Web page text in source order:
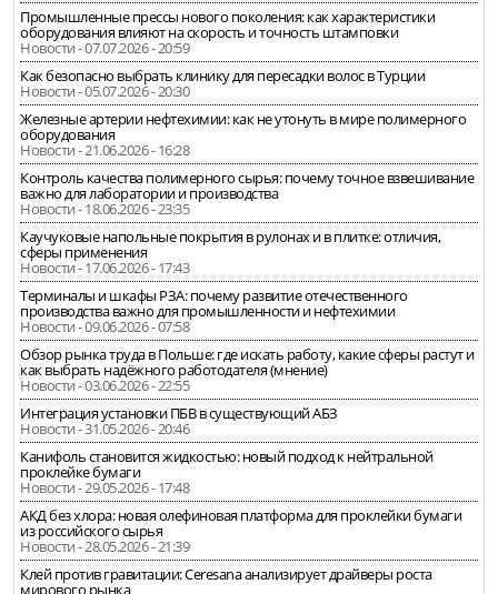
Промышленные прессы нового поколения: как характеристики
оборудования влияют на скорость и точность штамповки
Новости - 07.07.2026 - 20:59
Как безопасно выбрать клинику для пересадки волос в Турции
Новости - 05.07.2026 - 20:30
Железные артерии нефтехимии: как не утонуть в мире полимерного
оборудования
Новости - 21.06.2026 - 16:28
Контроль качества полимерного сырья: почему точное взвешивание
важно для лаборатории и производства
Новости - 18.06.2026 - 23:35
Каучуковые напольные покрытия в рулонах и в плитке: отличия,
сферы применения
Новости - 17.06.2026 - 17:43
Терминалы и шкафы РЗА: почему развитие отечественного
производства важно для промышленности и нефтехимии
Новости - 09.06.2026 - 07:58
Обзор рынка труда в Польше: где искать работу, какие сферы растут и
как выбрать надёжного работодателя (мнение)
Новости - 03.06.2026 - 22:55
Интеграция установки ПБВ в существующий АБЗ
Новости - 31.05.2026 - 20:46
Канифоль становится жидкостью: новый подход к нейтральной
проклейке бумаги
Новости - 29.05.2026 - 17:48
АКД без хлора: новая олефиновая платформа для проклейки бумаги
из российского сырья
Новости - 28.05.2026 - 21:39
Клей против гравитации: Ceresana анализирует драйверы роста
мирового рынка